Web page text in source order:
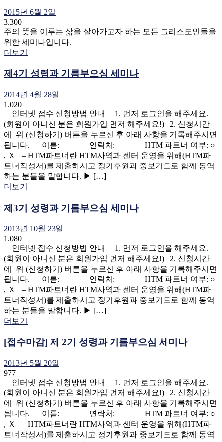
2015년 6월 2일
3.300
주의 뜻을 이루는 삶을 살아가고자 하는 모든 그리스도인들을
위한 세미나입니다.
더보기
제4기 성령과 기름부으심 세미나
2014년 4월 28일
1.020
인터넷 접수 신청방법 안내 1. 먼저 로그인을 해주세요.
(회원이 아니신 분은 회원가입 먼저 해주세요!) 2. 신청시간
에 위 (신청하기) 버튼을 누르신 후 아래 사항을 기록해주시면
됩니다. 이름: 연락처: HTM 파트너 여부: ○
, Ｘ – HTM파트너란 HTM사역과 센터 운영을 위해(HTM파
트너작성서)를 제출하시고 정기후원과 중보기도로 함께 동역
하는 분들을 말합니다. ▶ […]
더보기
제3기 성령과 기름부으심 세미나
2013년 10월 23일
1.080
인터넷 접수 신청방법 안내 1. 먼저 로그인을 해주세요.
(회원이 아니신 분은 회원가입 먼저 해주세요!) 2. 신청시간
에 위 (신청하기) 버튼을 누르신 후 아래 사항을 기록해주시면
됩니다. 이름: 연락처: HTM 파트너 여부: ○
, Ｘ – HTM파트너란 HTM사역과 센터 운영을 위해(HTM파
트너작성서)를 제출하시고 정기후원과 중보기도로 함께 동역
하는 분들을 말합니다. ▶ […]
더보기
[접수마감] 제 2기 성령과 기름부으심 세미나
2013년 5월 20일
977
인터넷 접수 신청방법 안내 1. 먼저 로그인을 해주세요.
(회원이 아니신 분은 회원가입 먼저 해주세요!) 2. 신청시간
에 위 (신청하기) 버튼을 누르신 후 아래 사항을 기록해주시면
됩니다. 이름: 연락처: HTM 파트너 여부: ○
, Ｘ – HTM파트너란 HTM사역과 센터 운영을 위해(HTM파
트너작성서)를 제출하시고 정기후원과 중보기도로 함께 동역